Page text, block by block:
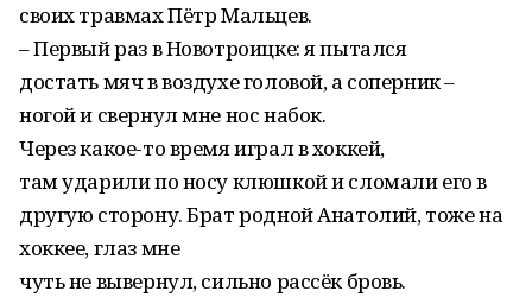
своих травмах Пётр Мальцев.
– Первый раз в Новотроицке: я пытался
достать мяч в воздухе головой, а соперник –
ногой и свернул мне нос набок.
Через какое-то время играл в хоккей,
там ударили по носу клюшкой и сломали его в
другую сторону. Брат родной Анатолий, тоже на
хоккее, глаз мне
чуть не вывернул, сильно рассёк бровь.